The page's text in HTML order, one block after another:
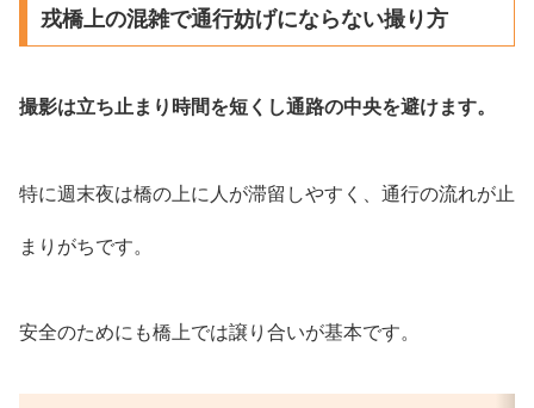
戎橋上の混雑で通行妨げにならない撮り方
撮影は立ち止まり時間を短くし通路の中央を避けます。
特に週末夜は橋の上に人が滞留しやすく、通行の流れが止
まりがちです。
安全のためにも橋上では譲り合いが基本です。